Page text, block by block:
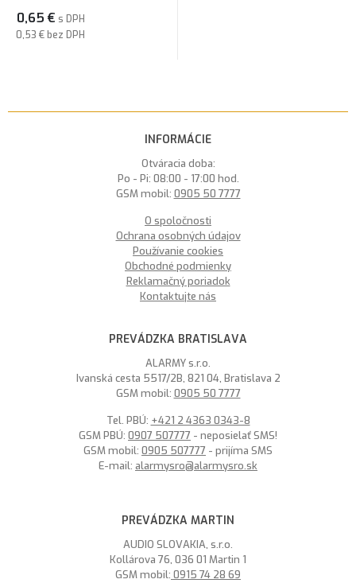
0,65 € s DPH
0,53 € bez DPH
INFORMÁCIE
Otváracia doba:
Po - Pi: 08:00 - 17:00 hod.
GSM mobil: 0905 50 7777
O spoločnosti
Ochrana osobných údajov
Používanie cookies
Obchodné podmienky
Reklamačný poriadok
Kontaktujte nás
PREVÁDZKA BRATISLAVA
ALARMY s.r.o.
Ivanská cesta 5517/2B, 821 04, Bratislava 2
GSM mobil: 0905 50 7777
Tel. PBÚ: +421 2 4363 0343-8
GSM PBÚ: 0907 507777 - neposielať SMS!
GSM mobil: 0905 507777 - prijíma SMS
E-mail: alarmysro@alarmysro.sk
PREVÁDZKA MARTIN
AUDIO SLOVAKIA, s.r.o.
Kollárova 76, 036 01 Martin 1
GSM mobil: 0915 74 28 69